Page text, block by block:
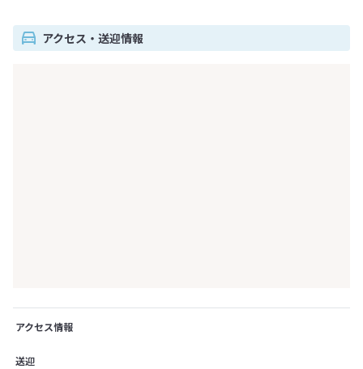
アクセス・送迎情報
アクセス情報
送迎